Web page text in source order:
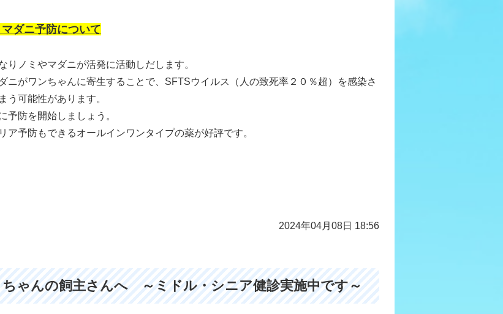
マダニ予防について
りノミやマダニが活発に活動しだします。
ニがワンちゃんに寄生することで、SFTSウイルス（人の致死率２０％超）を感染さ
う可能性があります。
予防を開始しましょう。
ア予防もできるオールインワンタイプの薬が好評です。
2024年04月08日 18:56
ゃんの飼主さんへ ～ミドル・シニア健診実施中です～